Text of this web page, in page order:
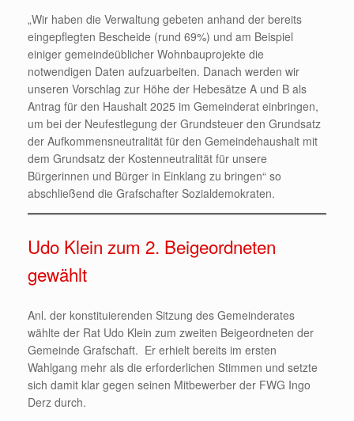
„Wir haben die Verwaltung gebeten anhand der bereits
eingepflegten Bescheide (rund 69%) und am Beispiel
einiger gemeindeüblicher Wohnbauprojekte die
notwendigen Daten aufzuarbeiten. Danach werden wir
unseren Vorschlag zur Höhe der Hebesätze A und B als
Antrag für den Haushalt 2025 im Gemeinderat einbringen,
um bei der Neufestlegung der Grundsteuer den Grundsatz
der Aufkommensneutralität für den Gemeindehaushalt mit
dem Grundsatz der Kostenneutralität für unsere
Bürgerinnen und Bürger in Einklang zu bringen“ so
abschließend die Grafschafter Sozialdemokraten.
Udo Klein zum 2. Beigeordneten
gewählt
Anl. der konstituierenden Sitzung des Gemeinderates
wählte der Rat Udo Klein zum zweiten Beigeordneten der
Gemeinde Grafschaft. Er erhielt bereits im ersten
Wahlgang mehr als die erforderlichen Stimmen und setzte
sich damit klar gegen seinen Mitbewerber der FWG Ingo
Derz durch.